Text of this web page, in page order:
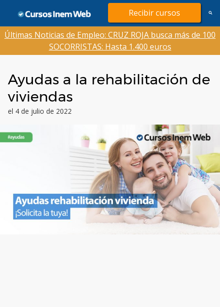
contenido
Recibir cursos
Últimas Noticias de Empleo: CRUZ ROJA busca más de 100
SOCORRISTAS: Hasta 1.400 euros
Ayudas a la rehabilitación de
viviendas
el 4 de julio de 2022